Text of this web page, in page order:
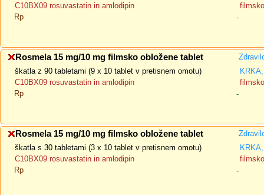
C10BX09 rosuvastatin in amlodipin
Rp
-
Rosmela 15 mg/10 mg filmsko obložene tablet
škatla z 90 tabletami (9 x 10 tablet v pretisnem omotu)
C10BX09 rosuvastatin in amlodipin
Rp
-
Rosmela 15 mg/10 mg filmsko obložene tablet
škatla s 30 tabletami (3 x 10 tablet v pretisnem omotu)
C10BX09 rosuvastatin in amlodipin
Rp
-